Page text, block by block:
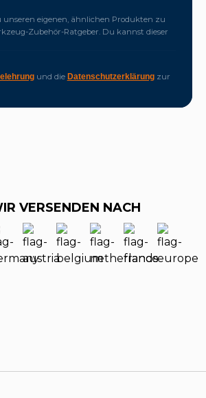
eigenen, ähnlichen Produkten zu
Zubehör-Ratgeber. Du kannst dieser
und die Datenschutzerklärungzur
VERSENDEN NACH